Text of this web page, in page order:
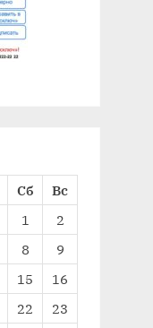
Сб
Вс
1
2
8
9
15
16
22
23